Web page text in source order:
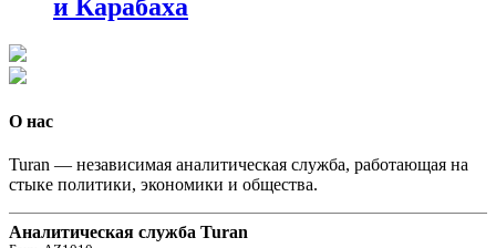
и Карабаха
О нас
Turan — независимая аналитическая служба, работающая на
стыке политики, экономики и общества.
Аналитическая служба Turan